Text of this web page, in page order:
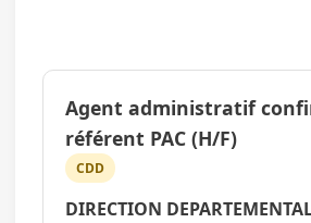
Agent administratif
référent PAC (H/F)
CDD
DIRECTION